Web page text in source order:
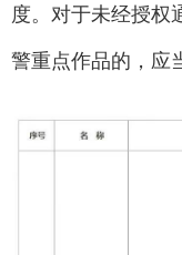
度。对于未经授权
警重点作品的，应